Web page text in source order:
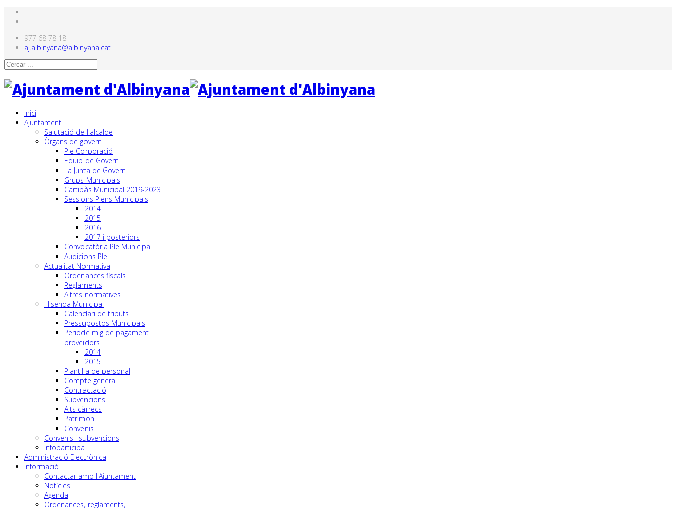
977 68 78 18
aj.albinyana@albinyana.cat
Inici
Ajuntament
Salutació de l'alcalde
Òrgans de govern
Ple Corporació
Equip de Govern
La Junta de Govern
Grups Municipals
Cartipàs Municipal 2019-2023
Sessions Plens Municipals
2014
2015
2016
2017 i posteriors
Convocatòria Ple Municipal
Audicions Ple
Actualitat Normativa
Ordenances fiscals
Reglaments
Altres normatives
Hisenda Municipal
Calendari de tributs
Pressupostos Municipals
Periode mig de pagament
proveidors
2014
2015
Plantilla de personal
Compte general
Contractació
Subvencions
Alts càrrecs
Patrimoni
Convenis
Convenis i subvencions
Infoparticipa
Administració Electrònica
Informació
Contactar amb l'Ajuntament
Notícies
Agenda
Ordenances, reglaments,